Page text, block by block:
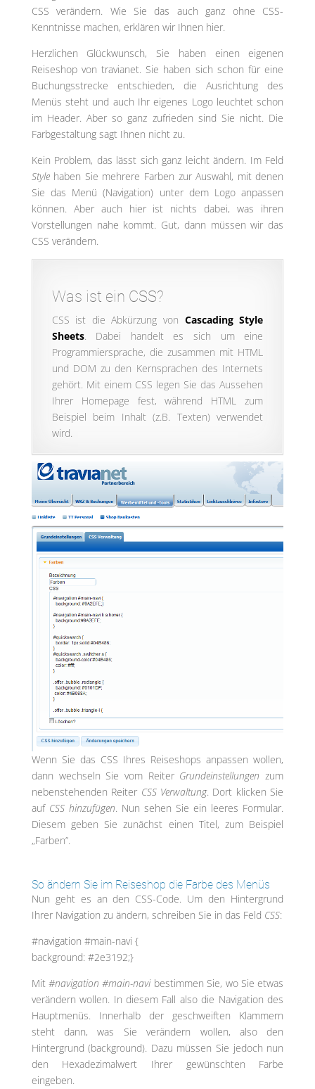
CSS verändern. Wie Sie das auch ganz ohne CSS-
Kenntnisse machen, erklären wir Ihnen hier.
Herzlichen Glückwunsch, Sie haben einen eigenen
Reiseshop von travianet. Sie haben sich schon für eine
Buchungsstrecke entschieden, die Ausrichtung des
Menüs steht und auch Ihr eigenes Logo leuchtet schon
im Header. Aber so ganz zufrieden sind Sie nicht. Die
Farbgestaltung sagt Ihnen nicht zu.
Kein Problem, das lässt sich ganz leicht ändern. Im Feld
Stylehaben Sie mehrere Farben zur Auswahl, mit denen
Sie das Menü (Navigation) unter dem Logo anpassen
können. Aber auch hier ist nichts dabei, was ihren
Vorstellungen nahe kommt. Gut, dann müssen wir das
CSS verändern.
Was ist ein CSS?
CSS ist die Abkürzung von Cascading Style
Sheets. Dabei handelt es sich um eine
Programmiersprache, die zusammen mit HTML
und DOM zu den Kernsprachen des Internets
gehört. Mit einem CSS legen Sie das Aussehen
Ihrer Homepage fest, während HTML zum
Beispiel beim Inhalt (z.B. Texten) verwendet
wird.
Wenn Sie das CSS Ihres Reiseshops anpassen wollen,
dann wechseln Sie vom Reiter Grundeinstellungen zum
nebenstehenden Reiter CSS Verwaltung. Dort klicken Sie
auf CSS hinzufügen. Nun sehen Sie ein leeres Formular.
Diesem geben Sie zunächst einen Titel, zum Beispiel
„Farben”.
So ändern Sie im Reiseshop die Farbe des Menüs
Nun geht es an den CSS-Code. Um den Hintergrund
Ihrer Navigation zu ändern, schreiben Sie in das Feld CSS:
#navigation #main-navi {
background: #2e3192;}
Mit#navigation #main-navibestimmen Sie, wo Sie etwas
verändern wollen. In diesem Fall also die Navigation des
Hauptmenüs. Innerhalb der geschweiften Klammern
steht dann, was Sie verändern wollen, also den
Hintergrund (background). Dazu müssen Sie jedoch nun
den Hexadezimalwert Ihrer gewünschten Farbe
eingeben.